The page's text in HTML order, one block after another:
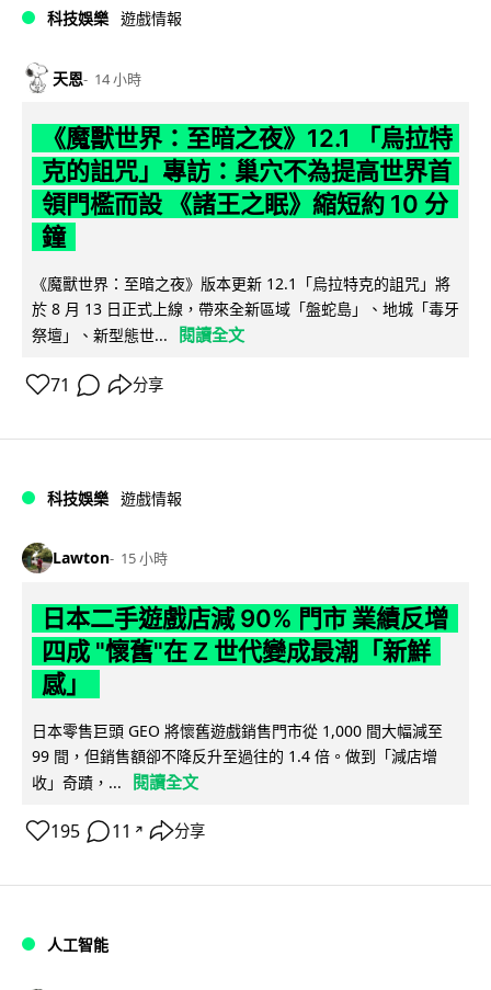
科技娛樂 遊戲情報
天恩 14 小時
《魔獸世界：至暗之夜》12.1 「烏拉特
克的詛咒」專訪：巢穴不為提高世界首
領門檻而設 《諸王之眠》縮短約 10 分
鐘
《魔獸世界：至暗之夜》版本更新 12.1「烏拉特克的詛咒」將
於 8 月 13 日正式上線，帶來全新區域「盤蛇島」、地城「毒牙
祭壇」、新型態世...
閱讀全文
71 分享
科技娛樂 遊戲情報
Lawton 15 小時
日本二手遊戲店減 90% 門市 業績反增
四成 "懷舊"在 Z 世代變成最潮「新鮮
感」
日本零售巨頭 GEO 將懷舊遊戲銷售門市從 1,000 間大幅減至
99 間，但銷售額卻不降反升至過往的 1.4 倍。做到「減店增
收」奇蹟，...
閱讀全文
195 11 ↗ 分享
人工智能